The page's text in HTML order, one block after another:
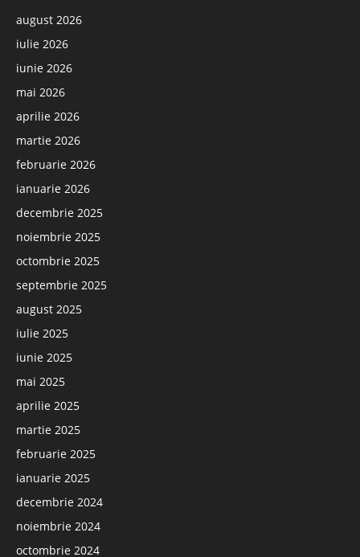
august 2026
iulie 2026
iunie 2026
mai 2026
aprilie 2026
martie 2026
februarie 2026
ianuarie 2026
decembrie 2025
noiembrie 2025
octombrie 2025
septembrie 2025
august 2025
iulie 2025
iunie 2025
mai 2025
aprilie 2025
martie 2025
februarie 2025
ianuarie 2025
decembrie 2024
noiembrie 2024
octombrie 2024